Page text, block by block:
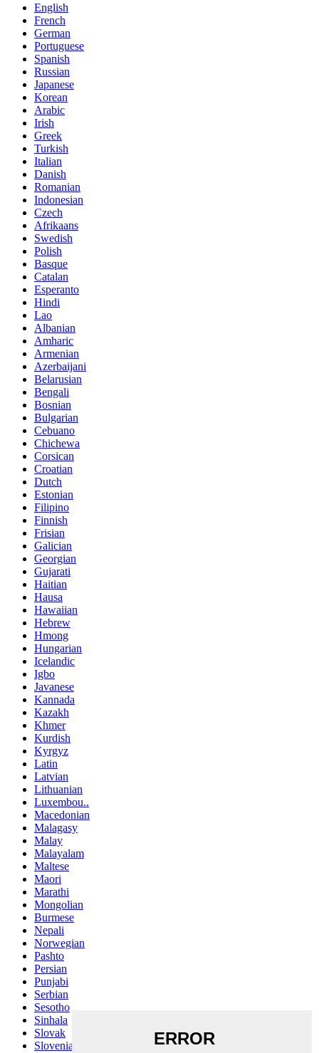
English
French
German
Portuguese
Spanish
Russian
Japanese
Korean
Arabic
Irish
Greek
Turkish
Italian
Danish
Romanian
Indonesian
Czech
Afrikaans
Swedish
Polish
Basque
Catalan
Esperanto
Hindi
Lao
Albanian
Amharic
Armenian
Azerbaijani
Belarusian
Bengali
Bosnian
Bulgarian
Cebuano
Chichewa
Corsican
Croatian
Dutch
Estonian
Filipino
Finnish
Frisian
Galician
Georgian
Gujarati
Haitian
Hausa
Hawaiian
Hebrew
Hmong
Hungarian
Icelandic
Igbo
Javanese
Kannada
Kazakh
Khmer
Kurdish
Kyrgyz
Latin
Latvian
Lithuanian
Luxembou..
Macedonian
Malagasy
Malay
Malayalam
Maltese
Maori
Marathi
Mongolian
Burmese
Nepali
Norwegian
Pashto
Persian
Punjabi
Serbian
Sesotho
Sinhala
Slovak
Slovenian